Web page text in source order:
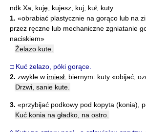
ndk Xa , kuję, kujesz, kuj, kuł, kuty
1. «obrabiać plastycznie na gorąco lub na
przez ręczne lub mechaniczne zgniatanie
naciskiem»
Żelazo kute.
□ Kuć żelazo, póki gorące.
2. zwykle w imiesł. biernym: kuty «obijać,
Drzwi, sanie kute.
3. «przybijać podkowy pod kopyta (konia),
Kuć konia na gładko, na ostro.